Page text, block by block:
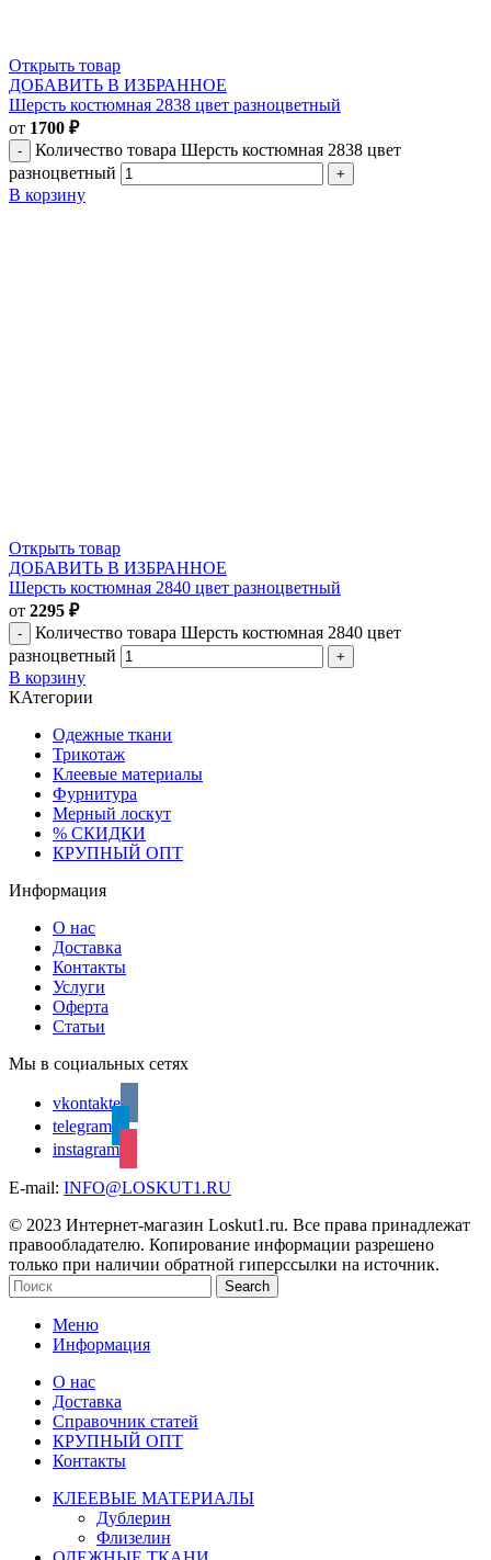
Открыть товар
ДОБАВИТЬ В ИЗБРАННОЕ
Шерсть костюмная 2838 цвет разноцветный
от 1700 ₽
Количество товара Шерсть костюмная 2838 цвет
разноцветный
В корзину
Открыть товар
ДОБАВИТЬ В ИЗБРАННОЕ
Шерсть костюмная 2840 цвет разноцветный
от 2295 ₽
Количество товара Шерсть костюмная 2840 цвет
разноцветный
В корзину
КАтегории
Одежные ткани
Трикотаж
Клеевые материалы
Фурнитура
Мерный лоскут
% СКИДКИ
КРУПНЫЙ ОПТ
Информация
О нас
Доставка
Контакты
Услуги
Оферта
Статьи
Мы в социальных сетях
vkontakte
telegram
instagram
E-mail: INFO@LOSKUT1.RU
© 2023 Интернет-магазин Loskut1.ru. Все права принадлежат
правообладателю. Копирование информации разрешено
только при наличии обратной гиперссылки на источник.
Search
Меню
Информация
О нас
Доставка
Справочник статей
КРУПНЫЙ ОПТ
Контакты
КЛЕЕВЫЕ МАТЕРИАЛЫ
Дублерин
Флизелин